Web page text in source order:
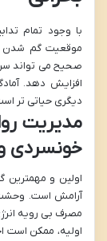
با وجود تمام
موقعیت گم شدن
صحیح می تواند
افزایش دهد.
دیگری حیاتی تر
مدیریت
خونسردی
اولین و
آرامش است. وحشت
مصرف بی رویه
اولیه، ممکن است